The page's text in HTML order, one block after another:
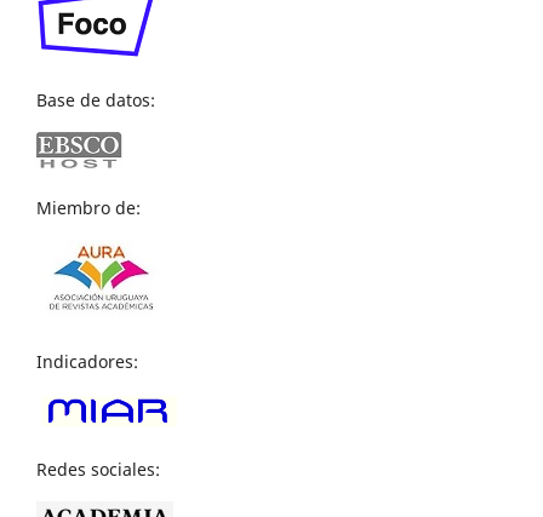
Base de datos:
Miembro de:
Indicadores:
Redes sociales: